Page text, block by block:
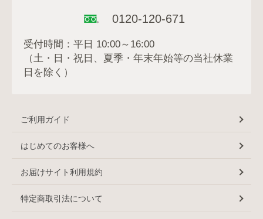
0120-120-671
受付時間：平日 10:00～16:00
（土・日・祝日、夏季・年末年始等の当社休業
日を除く）
ご利用ガイド
はじめてのお客様へ
お届けサイト利用規約
特定商取引法について